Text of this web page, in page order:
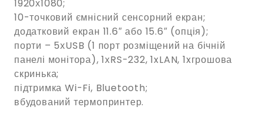
1920х1080;
10-точковий ємнісний сенсорний екран;
додатковий екран 11.6″ або 15.6″ (опція);
порти – 5хUSB (1 порт розміщений на бічній
панелі монітора), 1хRS-232, 1xLAN, 1xгрошова
скринька;
підтримка Wi-Fi, Bluetooth;
вбудований термопринтер.